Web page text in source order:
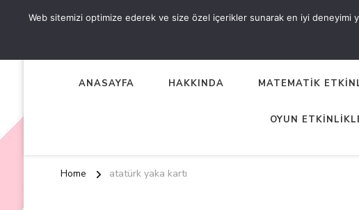
OKUL ÖNCESİ ETKİNLİKLER
ANASAYFA HAKKINDA MATEMATİK
OYUN
Home atatürk yaka kartı
Web sitemizi optimize ederek ve size özel içerikler sunarak en iyi deneyimi